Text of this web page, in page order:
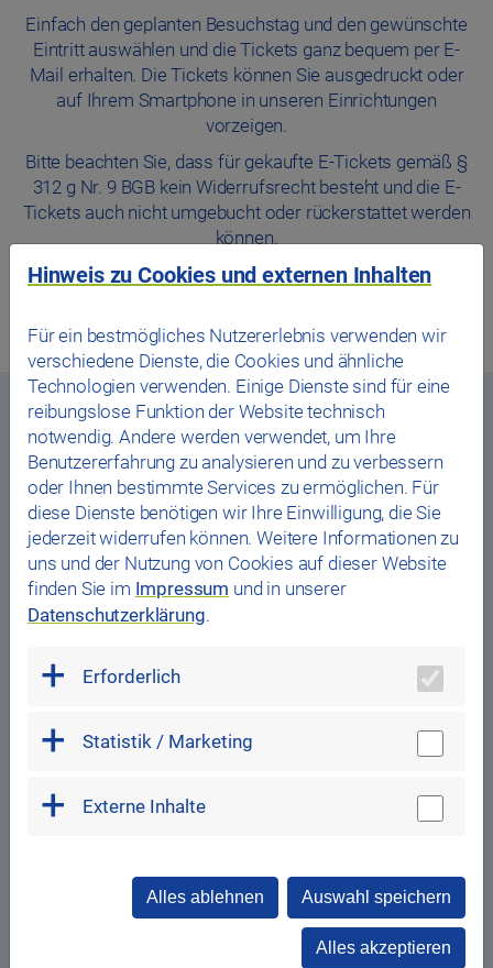
Einfach den geplanten Besuchstag und den gewünschte
Eintritt auswählen und die Tickets ganz bequem per E-
Mail erhalten. Die Tickets können Sie ausgedruckt oder
auf Ihrem Smartphone in unseren Einrichtungen
vorzeigen.
Bitte beachten Sie, dass für gekaufte E-Tickets gemäß §
312 g Nr. 9 BGB kein Widerrufsrecht besteht und die E-
Tickets auch nicht umgebucht oder rückerstattet werden
können.‎
Gutscheine das Stadtwerk.Bäder &
das Stadtwerk.Donau-Arena
Das ideale Geschenk für jeden Anlass: Die Gutscheine
für Badespaß und Saunaentspannung in unseren drei
Bädern das Stadtwerk.Westbad,
unddas Stadtwerk.Wöhrdbad
in derdas Stadtwerk.Donau-Arena
Überraschen Sie Ihre Freunde und Familie, Ihre
Mitarbeiter:innen oder Geschäftspartner:innen mit einem
zaubert. Schwimmen, plantschen, eine kleine Stärkung
Wellnessanwendungen, Saunagenuss oder entspannte
Runden auf dem Eis drehen – die Gutscheine sind
individuell wählbar.
Die Gültigkeit der Gutscheine beträgt drei Jahre, ab Ende
des Jahres in dem sie gekauft wurden.
Hinweis zu Cookies und externen Inhalten
Für ein bestmögliches Nutzererlebnis verwenden wir
verschiedene Dienste, die Cookies und ähnliche
Technologien verwenden. Einige Dienste sind für eine
reibungslose Funktion der Website technisch
notwendig. Andere werden verwendet, um Ihre
Benutzererfahrung zu analysieren und zu verbessern
oder Ihnen bestimmte Services zu ermöglichen. Für
diese Dienste benötigen wir Ihre Einwilligung, die Sie
jederzeit widerrufen können. Weitere Informationen zu
uns und der Nutzung von Cookies auf dieser Website
finden Sie im Impressum und in unserer
Datenschutzerklärung.
Erforderlich
Statistik / Marketing
Externe Inhalte
Alles ablehnen Auswahl speichern
Alles akzeptieren